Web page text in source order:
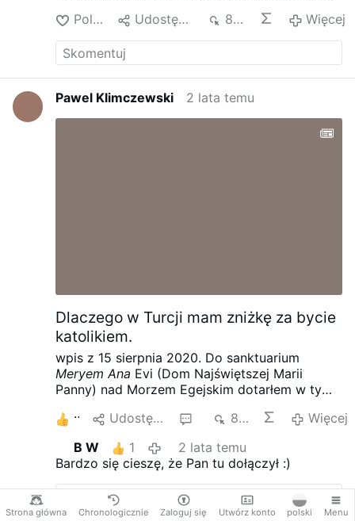
Strona główna Chronologicznie Zaloguj się Utwórz konto polski Menu
różnymi urządzeniami i metodami gdy błąd
pomiaru jest większy od ""mierzonej" różnicy.
Dziś rzecz o różnorodności i
przewidywalności. Wariancja kontra wariactwo
Polub Udostępnij 855 Więcej
Pawel Klimczewski 2 lata temu
Dlaczego w Turcji mam zniżkę za bycie
katolikiem.
wpis z 15 sierpnia 2020. Do sanktuarium
Meryem Ana Evi (Dom Najświętszej Marii
Panny) nad Morzem Egejskim dotarłem w tym
bułgarsko-turecką, potem stopem, ale to inna
zniżkę za bycie katolikiem. –
PawelKlimczewski.pl
2 Udostępnij 873
Więcej
B W
1
2 lata temu
Bardzo się cieszę, że Pan tu dołączył :)